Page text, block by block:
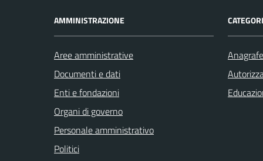
AMMINISTRAZIONE
Aree amministrative
Documenti e dati
Enti e fondazioni
Organi di governo
Personale amministrativo
Politici